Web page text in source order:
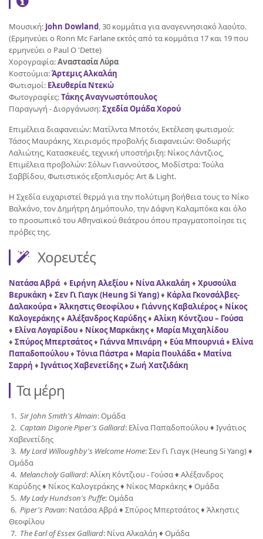
Μουσική: John Dowland, 30 κομμάτια για αναγεννησιακό λαούτο.
(Ερμηνεύει ο Ronn Mc Farlane εκτός από τα κομμάτια 17 και 19 που
ερμηνεύει ο Paul Ο 'Dette)
Χορογραφία:Αναστασία Λύρα
Κοστούμια:Άρτεμις Αλκαλάη
Φωτισμοί: Ελευθερία Ντεκώ
Φωτογραφίες:Τάκης Αναγνωστόπουλος
Παραγωγή - Διοργάνωση:Σχεδία Ομάδα Χορού
Επιμέλεια διαφανειών: Ματίλντα Μποτόν, Εκτέλεση φωτισμού:
Τάσος Μαυράκης, Χειρισμός προβολής διαφανειών: Θοδωρής
Λαλιώτης, Κατασκευές, τεχνική υποστήριξη: Νίκος Λάντζιος,
Επιμέλεια προβολών: Σόλων Γιαννούτσος, Μοδίστρα: Τούλα
Σαββίδου, Φωτιστικός εξοπλισμός: Art & Light.
Η Σχεδία ευχαριστεί θερμά για την πολύτιμη βοήθεια τους το Νίκο
Βαλκάνο, τον Δημήτρη Δημόπουλο, την Δάφνη Καλαμπόκα και όλο
το προσωπικό του Αθηναϊκού θεάτρου όπου πραγματοποίησε τις
πρόβες της.
Χορευτές
Νατάσα Αβρά ♦ Ειρήνη Αλεξίου♦ Νίνα Αλκαλάη ♦ Χρυσούλα
Βερυκάκη ♦ Σεν Γι Γιαγκ (Heung Si Yang)♦ Κάρλα Γκονσάλβες-
Δαλακούρα♦ Άλκηστις Θεοφίλου♦ Γιάννης Καβαλιέρος♦ Νίκος
Καλογεράκης♦ Αλέξανδρος Καρύδης♦ Αλίκη Κόντζιου – Γούσα
♦ Ελίνα Λογαρίδου♦ Νίκος Μαρκάκης♦ Μαρία Μιχαηλίδου
♦ Σπύρος Μπερτσάτος♦ Γιάννα Μπινάρη ♦ Εύα Μπουρνιά♦ Ελίνα
Παπαδοπούλου♦ Τόνια Πάστρα♦ Μαρία Πουλάδα♦ Ματίνα
Σαρρή ♦ Ιγνάτιος Χαβενετίδης♦ Ζωή Χατζιδάκη
Τα μέρη
1. Sir John Smith's Almain: Ομάδα
2. Captain Digorie Piper's Galliard: Ελίνα Παπαδοπούλου ♦ Ιγνάτιος
Χαβενετίδης
3. My Lord Willoughby's Welcome Home: Σεν Γι Γιαγκ (Heung Si Yang) ♦
Ομάδα
4. Melancholy Galliard: Αλίκη Κόντζιου - Γούσα ♦ Αλέξανδρος
Καρύδης ♦ Νίκος Καλογεράκης ♦ Νίκος Μαρκάκης ♦ Ομάδα
5. My Lady Hundson's Puffe: Ομάδα
6. Piper's Pavan: Νατάσα Αβρά ♦ Σπύρος Μπερτσάτος ♦ Άλκηστις
Θεοφίλου
7. The Earl of Essex Galliard: Νίνα Αλκαλάη ♦ Ομάδα